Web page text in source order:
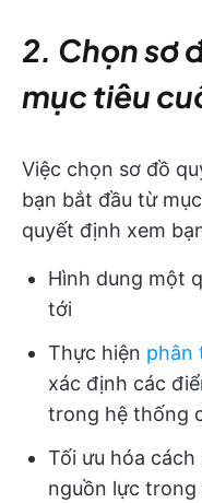
2. Chọn sơ
mục tiêu
Việc chọn sơ đồ
bạn bắt đầu từ
quyết định xem
Hình dung một
tới
Thực hiện phân
xác định các
trong hệ thống
Tối ưu hóa
nguồn lực